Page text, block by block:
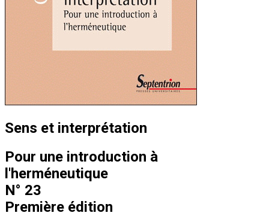
Sens et interprétation
Pour une introduction à
l'herméneutique
N° 23
Première édition